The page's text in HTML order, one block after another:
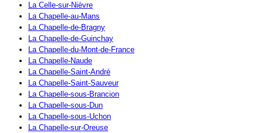
La Celle-sur-Nièvre
La Chapelle-au-Mans
La Chapelle-de-Bragny
La Chapelle-de-Guinchay
La Chapelle-du-Mont-de-France
La Chapelle-Naude
La Chapelle-Saint-André
La Chapelle-Saint-Sauveur
La Chapelle-sous-Brancion
La Chapelle-sous-Dun
La Chapelle-sous-Uchon
La Chapelle-sur-Oreuse